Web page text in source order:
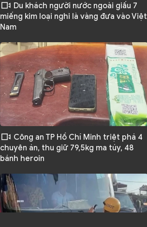
Du khách người nước ngoài giấu 7
miếng kim loại nghi là vàng đưa vào Việt
Nam
Công an TP Hồ Chí Minh triệt phá 4
chuyên án, thu giữ 79,5kg ma túy, 48
bánh heroin